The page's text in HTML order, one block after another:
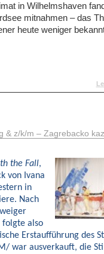
in Wilhelmshaven
mitnahmen – das
heute weniger
& z/k/m – Zagrebacko
the Fall,
von Ivana
in
Nach
folgte also
Erstaufführung des
war ausverkauft, die